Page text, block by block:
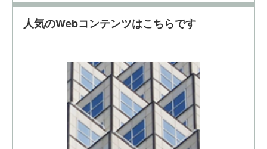
人気のWebコンテンツはこちらです